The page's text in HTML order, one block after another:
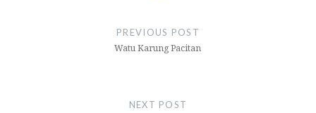
PREVIOUS POST
Watu Karung Pacitan
NEXT POST